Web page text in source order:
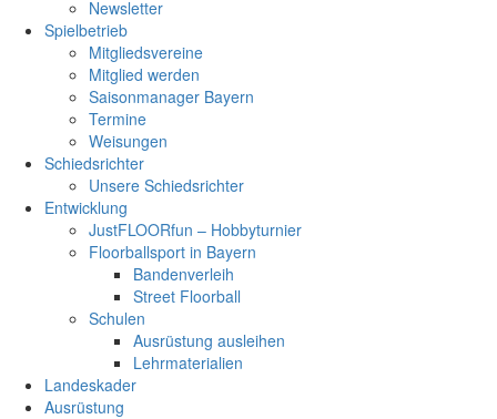
Newsletter
Spielbetrieb
Mitgliedsvereine
Mitglied werden
Saisonmanager Bayern
Termine
Weisungen
Schiedsrichter
Unsere Schiedsrichter
Entwicklung
JustFLOORfun – Hobbyturnier
Floorballsport in Bayern
Bandenverleih
Street Floorball
Schulen
Ausrüstung ausleihen
Lehrmaterialien
Landeskader
Ausrüstung